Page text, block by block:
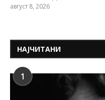
август 8, 2026
НАЈЧИТАНИ
1